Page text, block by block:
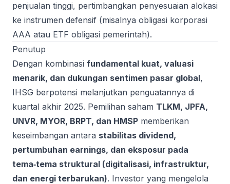
penjualan tinggi, pertimbangkan penyesuaian alokasi
ke instrumen defensif (misalnya obligasi korporasi
AAA atau ETF obligasi pemerintah).
Penutup
Dengan kombinasi fundamental kuat, valuasi
menarik, dan dukungan sentimen pasar global,
IHSG berpotensi melanjutkan penguatannya di
kuartal akhir 2025. Pemilihan saham TLKM, JPFA,
UNVR, MYOR, BRPT, dan HMSP memberikan
keseimbangan antara stabilitas dividend,
pertumbuhan earnings, dan eksposur pada
tema‑tema struktural (digitalisasi, infrastruktur,
dan energi terbarukan). Investor yang mengelola